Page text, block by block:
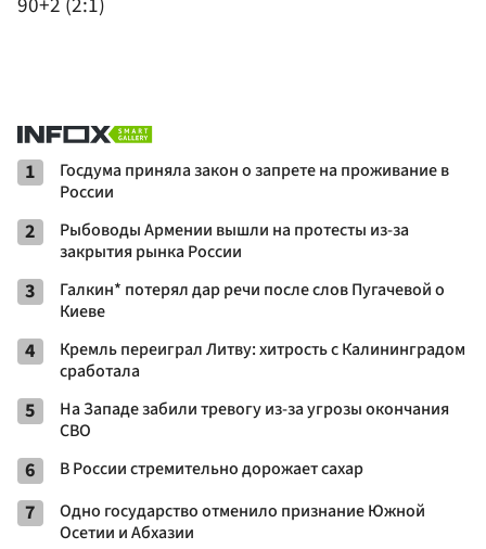
1
Госдума приняла закон о запрете на проживание в
России
2
Рыбоводы Армении вышли на протесты из-за
закрытия рынка России
3
Галкин* потерял дар речи после слов Пугачевой о
Киеве
4
Кремль переиграл Литву: хитрость с Калининградом
сработала
5
На Западе забили тревогу из-за угрозы окончания
СВО
6 В России стремительно дорожает сахар
7
Одно государство отменило признание Южной
Осетии и Абхазии